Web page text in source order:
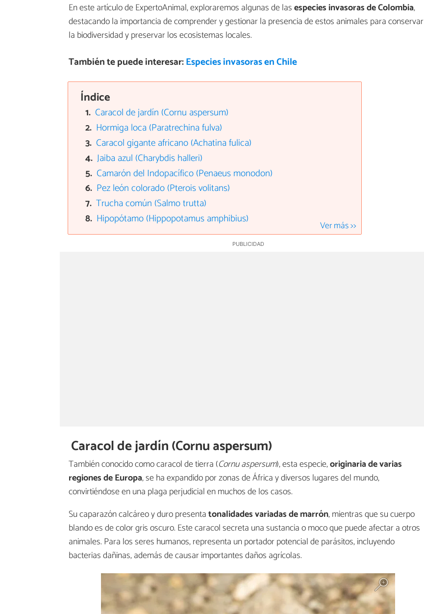
En este artículo de ExpertoAnimal, exploraremos algunas de lasespecies invasoras deColombia,
destacando la importancia de comprender y gestionar la presencia de estos animales para conservar
la biodiversidad y preservar los ecosistemas locales.
También te puede interesar:Especies invasoras en Chile
Índice
Caracol de jardín (Cornu aspersum)
Hormiga loca (Paratrechina fulva)
Caracol gigante africano (Achatina fulica)
Jaiba azul (Charybdis halleri)
Camarón del Indopacífico (Penaeus monodon)
Pez león colorado (Pterois volitans)
Trucha común (Salmo trutta)
Hipopótamo (Hippopotamus amphibius)
Ver más >>
Caracol de jardín (Cornu aspersum)
También conocido como caracol de tierra (Cornu aspersum), esta especie,originaria de varias
regiones de Europa, se ha expandido por zonas de África y diversos lugares del mundo,
convirtiéndose en una plaga perjudicial en muchos de los casos.
Su caparazón calcáreo y duro presentatonalidades variadas de marrón, mientras que su cuerpo
blando es de color gris oscuro. Este caracol secreta una sustancia o moco que puede afectar a otros
animales. Para los seres humanos, representa un portador potencial de parásitos, incluyendo
bacterias dañinas, además de causar importantes daños agrícolas.